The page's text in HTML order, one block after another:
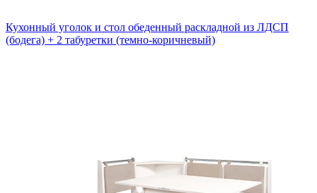
Кухонный уголок и стол обеденный раскладной из ЛДСП
(бодега) + 2 табуретки (темно-коричневый)